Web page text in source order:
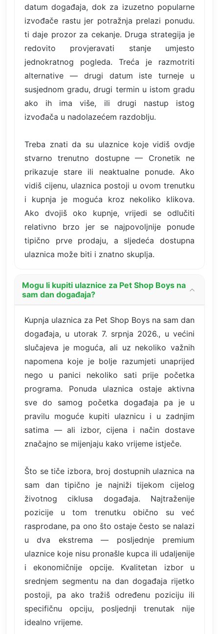
datum događaja, dok za izuzetno popularne
izvođače rastu jer potražnja prelazi ponudu.
ti daje prozor za cekanje. Druga strategija je
redovito provjeravati stanje umjesto
jednokratnog pogleda. Treća je razmotriti
alternative — drugi datum iste turneje u
susjednom gradu, drugi termin u istom gradu
ako ih ima više, ili drugi nastup istog
izvođača u nadolazećem razdoblju.
Treba znati da su ulaznice koje vidiš ovdje
stvarno trenutno dostupne — Cronetik ne
prikazuje stare ili neaktualne ponude. Ako
vidiš cijenu, ulaznica postoji u ovom trenutku
i kupnja je moguća kroz nekoliko klikova.
Ako dvojiš oko kupnje, vrijedi se odlučiti
relativno brzo jer se najpovoljnije ponude
tipično prve prodaju, a sljedeća dostupna
ulaznica može biti i znatno skuplja.
Mogu li kupiti ulaznice za Pet Shop Boys na
sam dan događaja?
Kupnja ulaznica za Pet Shop Boys na sam dan
događaja, u utorak 7. srpnja 2026., u većini
slučajeva je moguća, ali uz nekoliko važnih
napomena koje je bolje razumjeti unaprijed
nego u panici nekoliko sati prije početka
programa. Ponuda ulaznica ostaje aktivna
sve do samog početka događaja pa je u
pravilu moguće kupiti ulaznicu i u zadnjim
satima — ali izbor, cijena i način dostave
značajno se mijenjaju kako vrijeme istječe.
Što se tiče izbora, broj dostupnih ulaznica na
sam dan tipično je najniži tijekom cijelog
životnog ciklusa događaja. Najtraženije
pozicije u tom trenutku obično su već
rasprodane, pa ono što ostaje često se nalazi
u dva ekstrema — posljednje premium
ulaznice koje nisu pronašle kupca ili udaljenije
i ekonomičnije opcije. Kvalitetan izbor u
srednjem segmentu na dan događaja rijetko
postoji, pa ako tražiš određenu poziciju ili
specifičnu opciju, posljednji trenutak nije
idealno vrijeme.